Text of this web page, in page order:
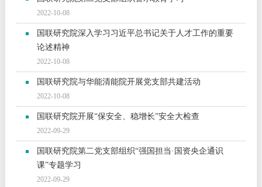
2022-10-08
国联研究院深入学习习近平总书记关于人才工作的重要
论述精神
2022-10-08
国联研究院与华能清能院开展党支部共建活动
2022-10-08
国联研究院开展“保安全、稳增长”安全大检查
2022-09-29
国联研究院第二党支部组织“强国担当·国资央企通识
课”专题学习
2022-09-29